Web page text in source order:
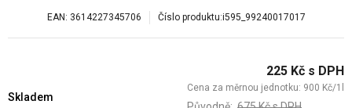
EAN: 3614227345706 Číslo produktu:i595_99240017017
Skladem
225 Kč s DPH
Cena za měrnou jednotku: 900 Kč/1